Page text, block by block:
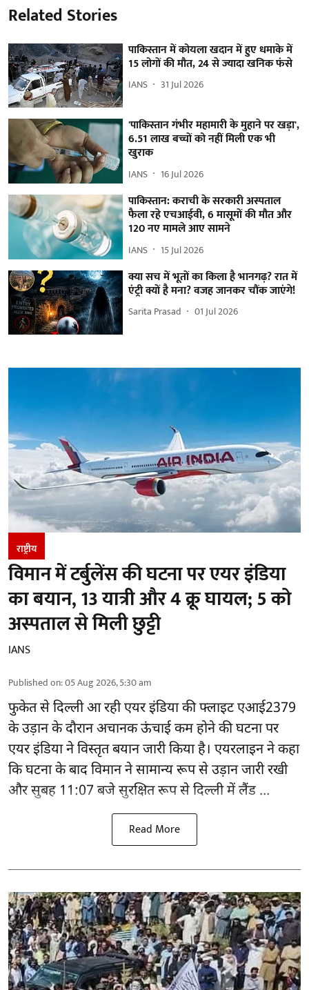
Related Stories
पाकिस्तान में कोयला खदान में हुए धमाके में
15 लोगों की मौत, 24 से ज्यादा खनिक फंसे
IANS 31 Jul 2026
'पाकिस्तान गंभीर महामारी के मुहाने पर खड़ा',
6.51 लाख बच्चों को नहीं मिली एक भी
खुराक
IANS 16 Jul 2026
पाकिस्तान: कराची के सरकारी अस्पताल
फैला रहे एचआईवी, 6 मासूमों की मौत और
120 नए मामले आए सामने
IANS 15 Jul 2026
क्या सच में भूतों का किला है भानगढ़? रात में
एंट्री क्यों है मना? वजह जानकर चौंक जाएंगे!
Sarita Prasad 01 Jul 2026
राष्ट्रीय
विमान में टर्बुलेंस की घटना पर एयर इंडिया
का बयान, 13 यात्री और 4 क्रू घायल; 5 को
अस्पताल से मिली छुट्टी
IANS
Published on:05 Aug 2026, 5:30 am
फुकेत सेदिल्लीआ रही एयर इंडिया की फ्लाइट एआई2379
के उड़ान के दौरान अचानक ऊंचाई कम होने की घटना पर
एयर इंडिया ने विस्तृत बयान जारी किया है। एयरलाइन ने कहा
कि घटना के बाद विमान ने सामान्य रूप से उड़ान जारी रखी
और सुबह 11:07 बजे सुरक्षित रूप से दिल्ली में लैंड ...
Read More